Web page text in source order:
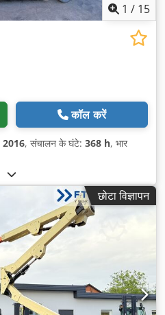
1 / 15
कॉल करें
2016, संचालन के घंटे: 368 h, भार
छोटा विज्ञापन